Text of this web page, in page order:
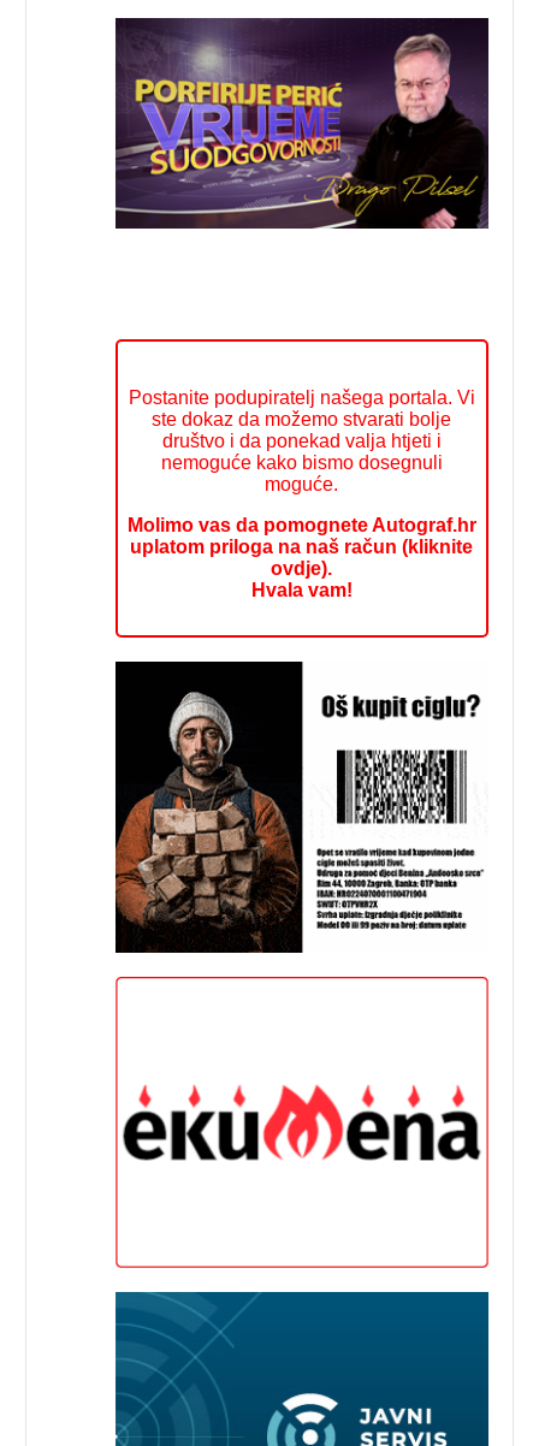
Postanite podupiratelj našega portala. Vi
ste dokaz da možemo stvarati bolje
društvo i da ponekad valja htjeti i
nemoguće kako bismo dosegnuli
moguće.
Molimo vas da pomognete Autograf.hr
uplatom priloga na naš račun (kliknite
ovdje).
Hvala vam!